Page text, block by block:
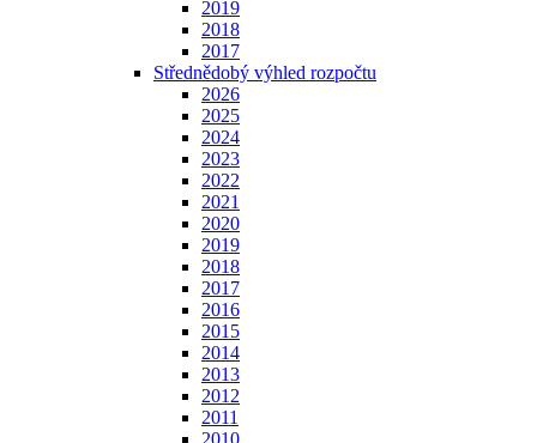
2019
2018
2017
Střednědobý výhled rozpočtu
2026
2025
2024
2023
2022
2021
2020
2019
2018
2017
2016
2015
2014
2013
2012
2011
2010